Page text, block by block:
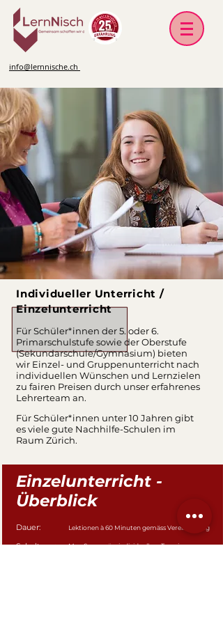
info@lernnische.ch
Individueller Unterricht /
Einzelunterricht
Für Schüler*innen der 5. oder 6.
Primarschulstufe sowie der Oberstufe
(Sekundarschule/Gymnasium) bieten
wir Einzel- und Gruppenunterricht nach
individuellen Wünschen und Lernzielen
zu fairen Preisen durch unser erfahrenes
Lehrerteam an.
Für Schüler*innen unter 10 Jahren gibt
es viele gute Nachhilfe-Schulen im
Raum Zürich.
Einzelunterricht -
Überblick
Dauer: Lektionen à 60 Minuten gemäss Vereinbarung
Schultage: Mo - So gemäss individuellem Termin